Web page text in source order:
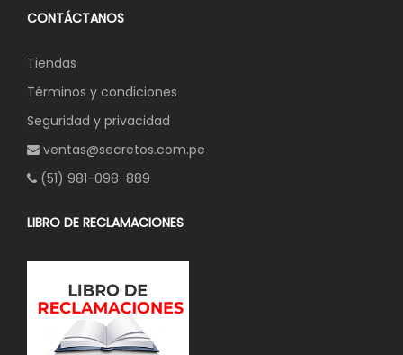
CONTÁCTANOS
Tiendas
Términos y condiciones
Seguridad y privacidad
ventas@secretos.com.pe
(51) 981-098-889
LIBRO DE RECLAMACIONES